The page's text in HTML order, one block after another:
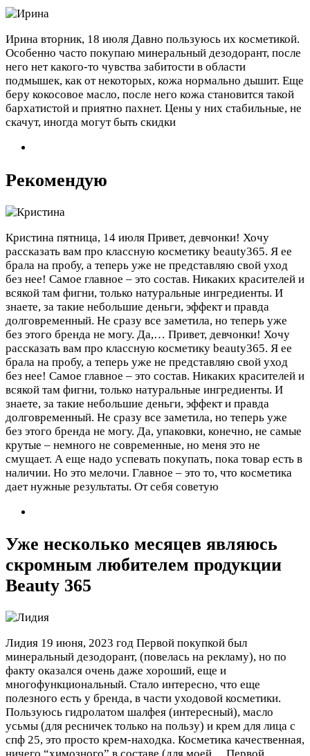
Ирина вторник, 18 июля Давно пользуюсь их косметикой.
Особенно часто покупаю минеральный дезодорант, после
него нет какого-то чувства забитости в области
подмышек, как от некоторых, кожа нормально дышит. Еще
беру кокосовое масло, после него кожа становится такой
бархатистой и приятно пахнет. Цены у них стабильные, не
скачут, иногда могут быть скидки
Рекомендую
Кристина пятница, 14 июля Привет, девчонки! Хочу
рассказать вам про классную косметику beauty365. Я ее
брала на пробу, а теперь уже не представляю свой уход
без нее! Самое главное – это состав. Никаких красителей и
всякой там фигни, только натуральные ингредиенты. И
знаете, за такие небольшие деньги, эффект и правда
долговременный. Не сразу все заметила, но теперь уже
без этого бренда не могу. Да,… Привет, девчонки! Хочу
рассказать вам про классную косметику beauty365. Я ее
брала на пробу, а теперь уже не представляю свой уход
без нее! Самое главное – это состав. Никаких красителей и
всякой там фигни, только натуральные ингредиенты. И
знаете, за такие небольшие деньги, эффект и правда
долговременный. Не сразу все заметила, но теперь уже
без этого бренда не могу. Да, упаковки, конечно, не самые
крутые – немного не современные, но меня это не
смущает. А еще надо успевать покупать, пока товар есть в
наличии. Но это мелочи. Главное – это то, что косметика
дает нужные результаты. От себя советую
Уже несколько месяцев являюсь
скромным любителем продукции
Beauty 365
Лидия 19 июня, 2023 год Первой покупкой был
минеральный дезодорант, (повелась на рекламу), но по
факту оказался очень даже хороший, еще и
многофункциональный. Стало интересно, что еще
полезного есть у бренда, в части уходовой косметики.
Пользуюсь гидролатом шалфея (интересный), масло
усьмы (для ресничек только на пользу) и крем для лица с
спф 25, это просто крем-находка. Косметика качественная,